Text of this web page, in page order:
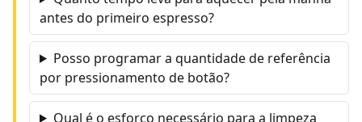
antes do primeiro espresso?
Posso programar a quantidade de referência
por pressionamento de botão?
Qual é o esforço necessário para a limpeza